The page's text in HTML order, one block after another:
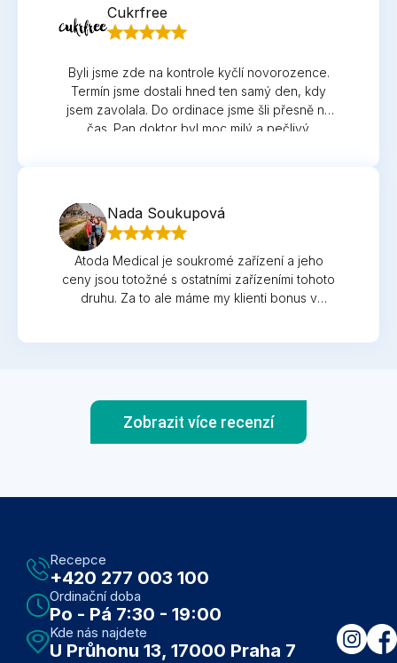
Cukrfree
Byli jsme zde na kontrole kyčlí novorozence.
Termín jsme dostali hned ten samý den, kdy
jsem zavolala. Do ordinace jsme šli přesně na
čas. Pan doktor byl moc milý a pečlivý.
Nada Soukupová
Atoda Medical je soukromé zařízení a jeho
ceny jsou totožné s ostatními zařízeními tohoto
druhu. Za to ale máme my klienti bonus v
Mám svoje nároky, které nemůžu říci, že by
nebyli plněny. Proto jsem si opět prodloužila
registraci a zřejmě to tak i zůstane do
Zobrazit více recenzí
Recepce
+420 277 003 100
Ordinační doba
Po - Pá 7:30 - 19:00
Kde nás najdete
U Průhonu 13, 17000 Praha 7